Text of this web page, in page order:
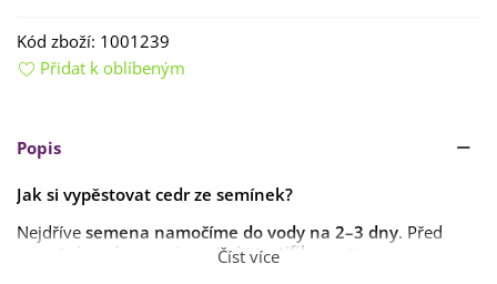
Kód zboží: 1001239
Přidat k oblíbeným
Popis
Jak si vypěstovat cedr ze semínek?
Nejdříve semena namočíme do vody na 2–3 dny. Před
samotným výsevem je
nutná stratifikace
Číst více